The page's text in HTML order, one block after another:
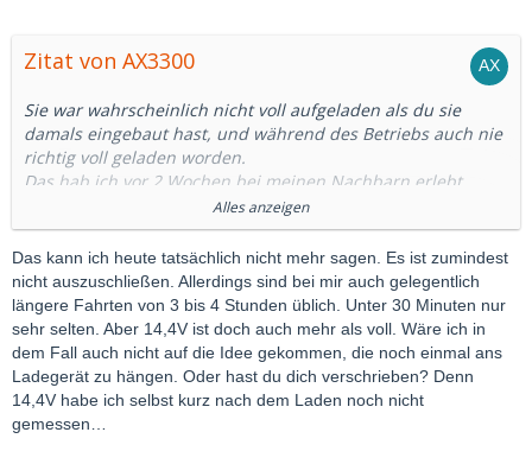
Zitat von AX3300
Sie war wahrscheinlich nicht voll aufgeladen als du sie
damals eingebaut hast, und während des Betriebs auch nie
richtig voll geladen worden.
Das hab ich vor 2 Wochen bei meinen Nachbarn erlebt.
Sie haben eine neue Starterbatterie eingebaut mit einer
Spannung von 14,4V.
Das Auto wird täglich nur ca. 8km bewegt, und alle 2
Wochen mal 60km.
Ich hab noch angeboten die neue Batterie am WE
aufzuladen damit sie wenigstens am Anfang mal
vollgeladen ist,
aber ihr Mann meinte, Sie soll doch schnell mal in eine
10km entfernte Stadt und wieder zurück fahren,
dann wäre die Batterie auch voll.
Alles anzeigen
Das kann ich heute tatsächlich nicht mehr sagen. Es ist zumindest
nicht auszuschließen. Allerdings sind bei mir auch gelegentlich
längere Fahrten von 3 bis 4 Stunden üblich. Unter 30 Minuten nur
sehr selten. Aber 14,4V ist doch auch mehr als voll. Wäre ich in
dem Fall auch nicht auf die Idee gekommen, die noch einmal ans
Ladegerät zu hängen. Oder hast du dich verschrieben? Denn
14,4V habe ich selbst kurz nach dem Laden noch nicht
gemessen…